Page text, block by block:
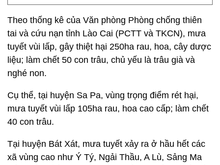
Theo thống kê của Văn phòng Phòng chống thiên
tai và cứu nạn tỉnh Lào Cai (PCTT và TKCN), mưa
tuyết vùi lấp, gây thiệt hại 250ha rau, hoa, cây dược
liệu; làm chết 50 con trâu, chủ yếu là trâu già và
nghé non.
Cụ thể, tại huyện Sa Pa, vùng trọng điểm rét hại,
mưa tuyết vùi lấp 105ha rau, hoa cao cấp; làm chết
40 con trâu.
Tại huyện Bát Xát, mưa tuyết xảy ra ở hầu hết các
xã vùng cao như Ý Tý, Ngải Thầu, A Lù, Sảng Ma